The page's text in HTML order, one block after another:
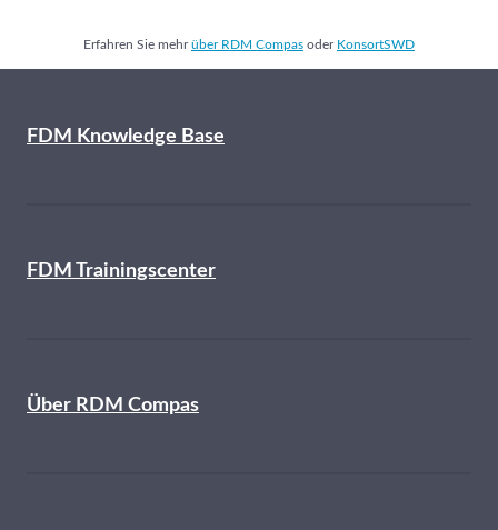
Erfahren Sie mehrüber RDM Compas oder KonsortSWD
FDM Knowledge Base
FDM Trainingscenter
Über RDM Compas